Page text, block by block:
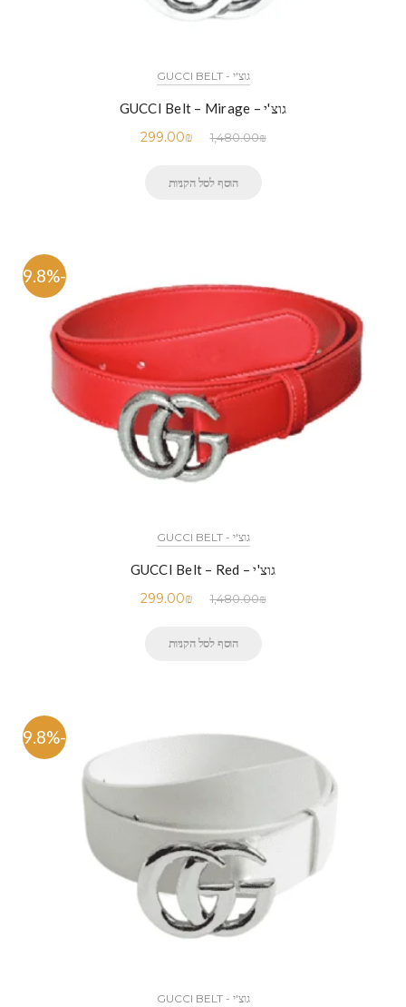
גוצ'י - GUCCI BELT
גוצ'י – GUCCI Belt – Mirage
1,480.00₪
299.00₪
הוסף לסל הקניות
-79.8%
גוצ'י - GUCCI BELT
גוצ'י – GUCCI Belt – Red
1,480.00₪
299.00₪
הוסף לסל הקניות
-79.8%
גוצ'י - GUCCI BELT